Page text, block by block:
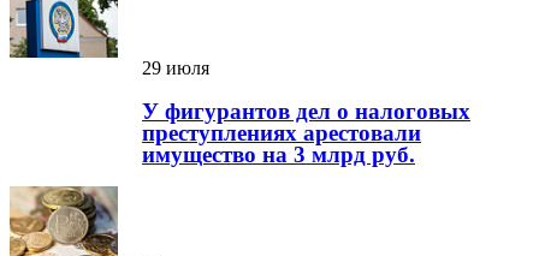
29 июля
У фигурантов дел о налоговых
преступлениях арестовали
имущество на 3 млрд руб.